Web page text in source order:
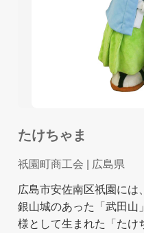
たけちゃま
祇園町商工会 | 広島県
広島市安佐南区祇園には
銀山城のあった「武田山
様として生まれた「たけ